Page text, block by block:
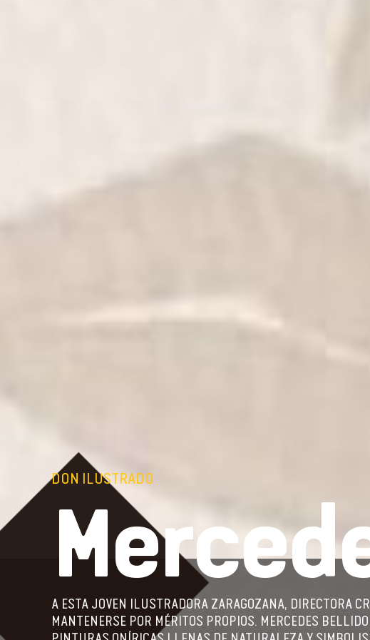
DON ILUSTRADO
A ESTA JOVEN ILUSTRADORA ZARAGOZANA, DIRECTORA
MANTENERSE POR MÉRITOS PROPIOS. MERCEDES